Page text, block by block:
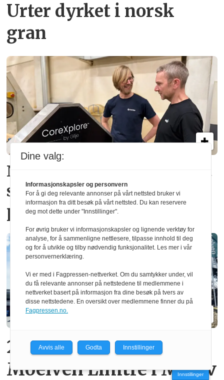
Urter dyrket i norsk
gran
Ny norsk patent fjerner gift­
stoffer i vindus­
produksjon
20 operatører må gå fra
Moelven Limtre i Moelv
Innstillinger
Dine valg:
Informasjonskapsler og personvern
For å gi deg relevante annonser på vårt nettsted bruker vi
informasjon fra ditt besøk på vårt nettsted. Du kan reservere
deg mot dette under "Innstillinger".
For øvrig bruker vi informasjonskapsler og lignende verktøy for
analyse, for å sammenligne nettlesere, tilpasse innhold til deg
og for å utvikle og tilby nødvendig funksjonalitet. Les mer i vår
personvernerklæring.
Vi er med i Fagpressen-nettverket. Om du samtykker under, vil
du få relevante annonser på nettstedene til medlemmene i
nettverket basert på informasjon fra dine besøk på tvers av
disse nettstedene. En oversikt over medlemmene finner du på
Fagpressen.no.
Avvis alle Godta Innstillinger